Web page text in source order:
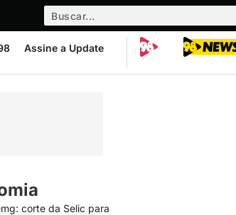
Assine a Update
corte da Selic para